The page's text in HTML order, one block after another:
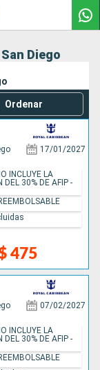
Diego
Ordenar
17/01/2027
475
INCLUYE LA
DEL 30% DE AFIP -
07/02/2027
INCLUYE LA
DEL 30% DE AFIP -